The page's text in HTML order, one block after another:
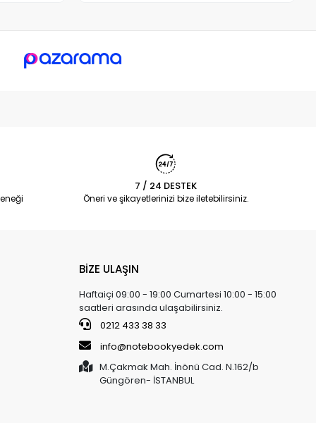
7 / 24 DESTEK
Öneri ve şikayetlerinizi bize iletebilirsiniz.
BİZE ULAŞIN
Haftaiçi 09:00 - 19:00 Cumartesi 10:00 - 15:00
saatleri arasında ulaşabilirsiniz.
0212 433 38 33
info@notebookyedek.com
M.Çakmak Mah. İnönü Cad. N.162/b
Güngören- İSTANBUL